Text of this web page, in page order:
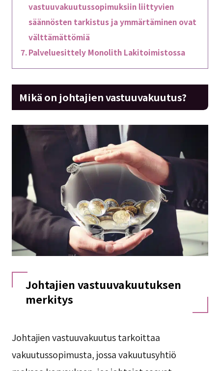
vastuuvakuutussopimuksiin liittyvien
säännösten tarkistus ja ymmärtäminen ovat
välttämättömiä
Palveluesittely Monolith Lakitoimistossa
Mikä on johtajien vastuuvakuutus?
Johtajien vastuuvakuutuksen
merkitys
Johtajien vastuuvakuutus tarkoittaa
vakuutussopimusta, jossa vakuutusyhtiö